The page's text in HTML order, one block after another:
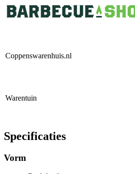
Coppenswarenhuis.nl
Warentuin
Specificaties
Vorm